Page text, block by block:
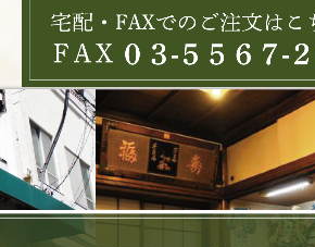
三浦屋のスーパーハイスープ
リンク集